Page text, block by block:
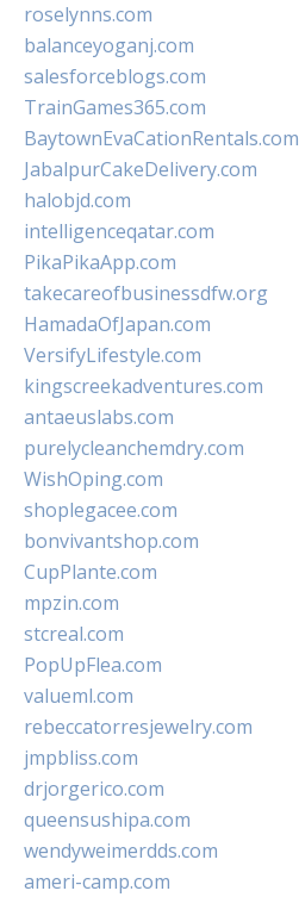
roselynns.com
balanceyoganj.com
salesforceblogs.com
TrainGames365.com
BaytownEvaCationRentals.com
JabalpurCakeDelivery.com
halobjd.com
intelligenceqatar.com
PikaPikaApp.com
takecareofbusinessdfw.org
HamadaOfJapan.com
VersifyLifestyle.com
kingscreekadventures.com
antaeuslabs.com
purelycleanchemdry.com
WishOping.com
shoplegacee.com
bonvivantshop.com
CupPlante.com
mpzin.com
stcreal.com
PopUpFlea.com
valueml.com
rebeccatorresjewelry.com
jmpbliss.com
drjorgerico.com
queensushipa.com
wendyweimerdds.com
ameri-camp.com